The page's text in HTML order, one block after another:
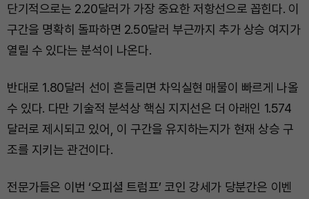
단기적으로는 2.20달러가 가장 중요한 저항선으로 꼽힌다. 이
구간을 명확히 돌파하면 2.50달러 부근까지 추가 상승 여지가
열릴 수 있다는 분석이 나온다.
반대로 1.80달러 선이 흔들리면 차익실현 매물이 빠르게 나올
수 있다. 다만 기술적 분석상 핵심 지지선은 더 아래인 1.574
달러로 제시되고 있어, 이 구간을 유지하는지가 현재 상승 구
조를 지키는 관건이다.
전문가들은 이번 ‘오피셜 트럼프’ 코인 강세가 당분간은 이벤